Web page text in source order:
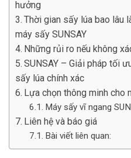
hưởng
Thời gian sấy lúa bao lâu
máy sấy SUNSAY
Những rủi ro nếu không
SUNSAY – Giải pháp tối
sấy lúa chính xác
Lựa chọn thông minh cho
Máy sấy vĩ ngang
Liên hệ và báo giá
Bài viết liên quan: